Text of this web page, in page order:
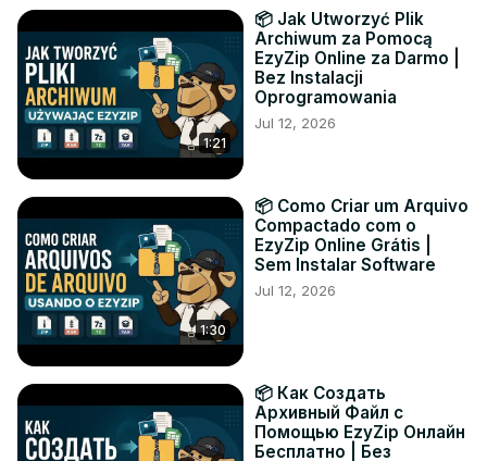
1:21
📦 Jak Utworzyć Plik
Archiwum za Pomocą
EzyZip Online za Darmo |
Bez Instalacji
Oprogramowania
Jul 12, 2026
1:30
📦 Como Criar um Arquivo
Compactado com o
EzyZip Online Grátis |
Sem Instalar Software
Jul 12, 2026
📦 Как Создать
Архивный Файл с
Помощью EzyZip Онлайн
Бесплатно | Без